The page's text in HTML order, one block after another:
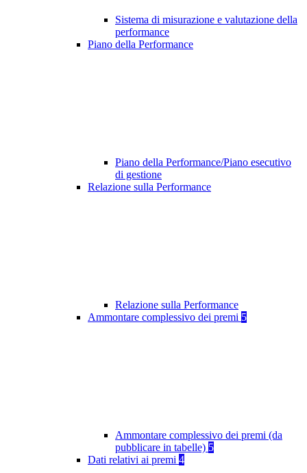
Sistema di misurazione e valutazione della
performance
Piano della Performance
Piano della Performance/Piano esecutivo
di gestione
Relazione sulla Performance
Relazione sulla Performance
Ammontare complessivo dei premi 5
Ammontare complessivo dei premi (da
pubblicare in tabelle) 5
Dati relativi ai premi 4